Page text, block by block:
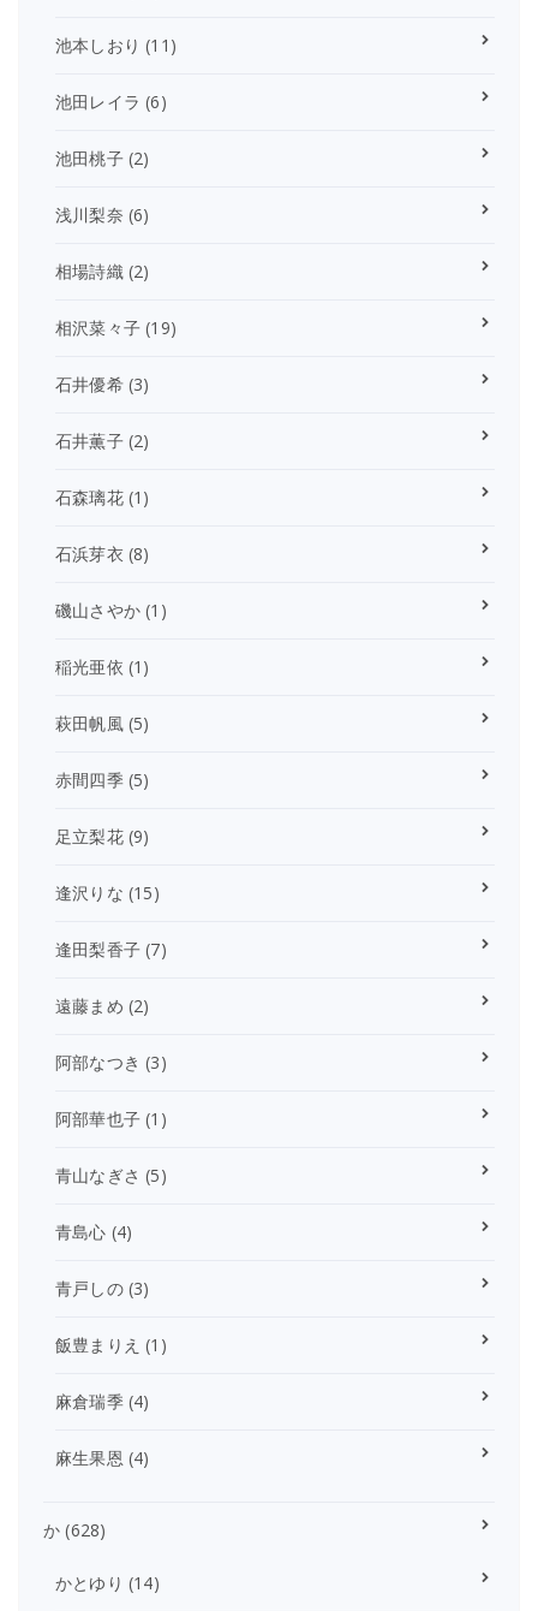
池本しおり (11)
池田レイラ (6)
池田桃子(2)
浅川梨奈 (6)
相場詩織(2)
相沢菜々子 (19)
石井優希(3)
石井薫子(2)
石森璃花(1)
石浜芽衣 (8)
磯山さやか (1)
稲光亜依 (1)
萩田帆風(5)
赤間四季(5)
足立梨花(9)
逢沢りな (15)
逢田梨香子 (7)
遠藤まめ (2)
阿部なつき (3)
阿部華也子 (1)
青山なぎさ (5)
青島心 (4)
青戸しの(3)
飯豊まりえ (1)
麻倉瑞季(4)
麻生果恩 (4)
か (628)
かとゆり (14)